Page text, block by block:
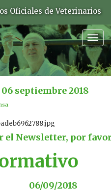
Oficiales de Veterinarios
septiembre 2018
el Newsletter, por
06/09/2018